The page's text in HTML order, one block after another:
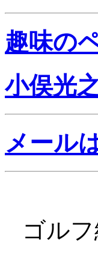
趣味の
小俣光
メール
ゴル